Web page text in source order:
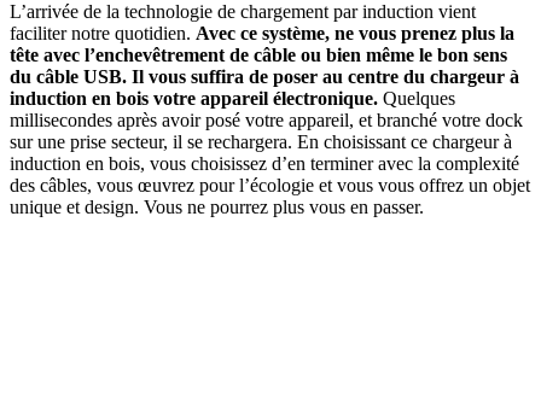
L’arrivée de la technologie de chargement par induction vient
faciliter notre quotidien. Avec ce système, ne vous prenez plus la
tête avec l’enchevêtrement de câble ou bien même le bon sens
du câble USB. Il vous suffira de poser au centre du chargeur à
induction en bois votre appareil électronique. Quelques
millisecondes après avoir posé votre appareil, et branché votre dock
sur une prise secteur, il se rechargera. En choisissant ce chargeur à
induction en bois, vous choisissez d’en terminer avec la complexité
des câbles, vous œuvrez pour l’écologie et vous vous offrez un objet
unique et design. Vous ne pourrez plus vous en passer.